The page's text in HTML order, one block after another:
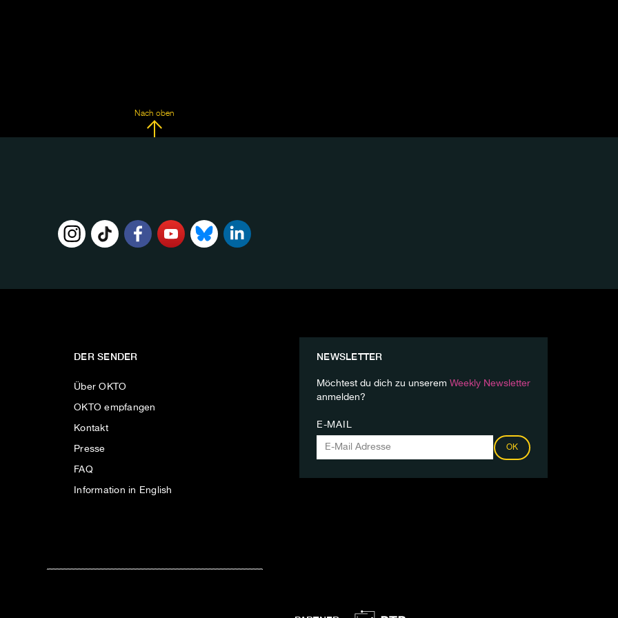
Nach oben
DER SENDER
Über OKTO
OKTO empfangen
Kontakt
Presse
FAQ
Information in English
NEWSLETTER
Möchtest du dich zu unserem Weekly Newsletter
anmelden?
E-MAIL
OK